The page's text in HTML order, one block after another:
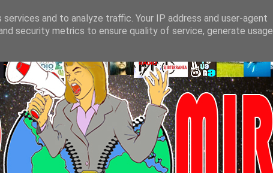
and to analyze traffic. Your IP address and user-agent
security metrics to ensure quality of service, generate usage